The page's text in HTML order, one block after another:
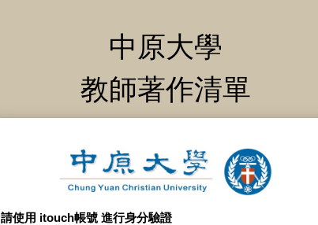
中原大學
教師著作清單
請使用 itouch帳號 進行身分驗證